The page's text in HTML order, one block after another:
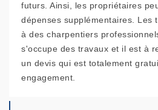
futurs. Ainsi, les propriétaires
dépenses supplémentaires. Les
à des charpentiers
s'occupe des travaux et il est à
un devis qui est totalement
engagement.